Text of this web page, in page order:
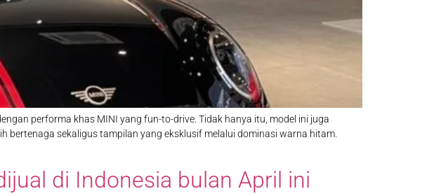
performa khas MINI yang fun-to-drive. Tidak hanya itu, model ini juga
bertenaga sekaligus tampilan yang eksklusif melalui dominasi warna hitam.
di Indonesia bulan April ini